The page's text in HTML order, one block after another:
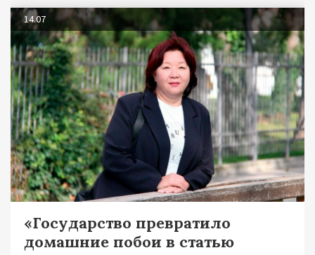
14.07
«Государство превратило
домашние побои в статью